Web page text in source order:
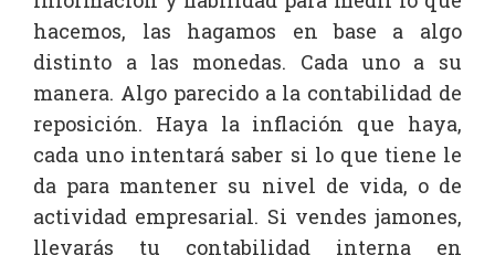
hacemos, las hagamos en base a algo
distinto a las monedas. Cada uno a su
manera. Algo parecido a la contabilidad de
reposición. Haya la inflación que haya,
cada uno intentará saber si lo que tiene le
da para mantener su nivel de vida, o de
actividad empresarial. Si vendes jamones,
llevarás tu contabilidad interna en